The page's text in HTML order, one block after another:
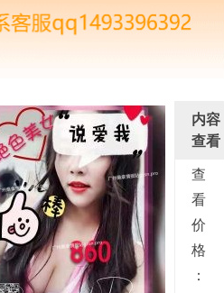
内容
查看
查
看
价
格
：